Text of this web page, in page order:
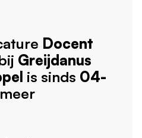
Docent
Greijdanus
is sinds 04-